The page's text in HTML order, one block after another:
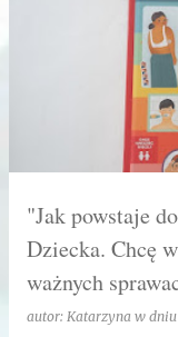
"Jak powstaje
Dziecka. Chcę
ważnych
autor: Katarzyna w dniu